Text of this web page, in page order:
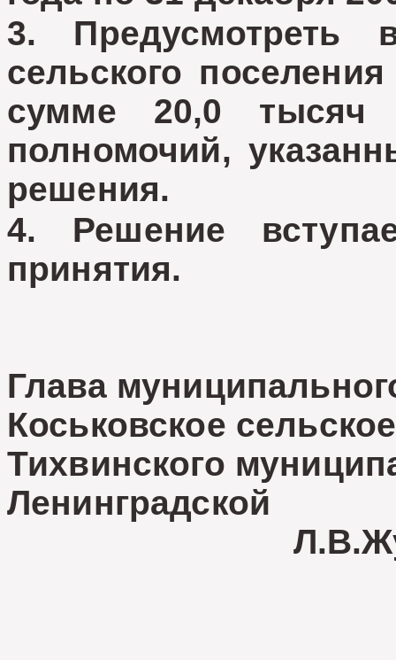
3. Предусмотреть
сельского
сумме 20,0 тысяч
полномочий,
решения.
4. Решение
принятия.
Глава
Коськовское
Тихвинского